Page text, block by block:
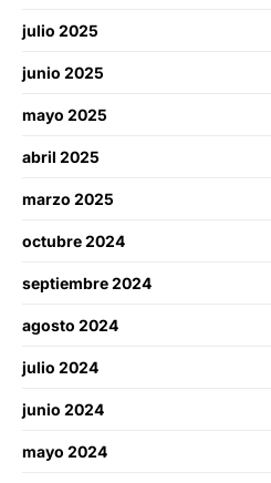
julio 2025
junio 2025
mayo 2025
abril 2025
marzo 2025
octubre 2024
septiembre 2024
agosto 2024
julio 2024
junio 2024
mayo 2024